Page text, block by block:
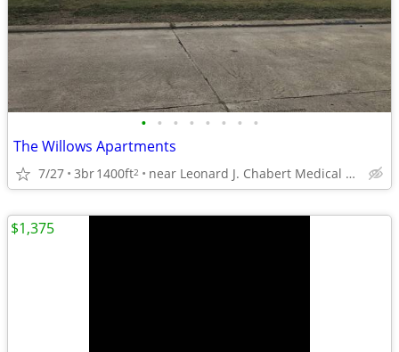
• • • • • • • •
The Willows Apartments
7/27 3br1400ft2 near Leonard J. Chabert Medical Center
$1,375